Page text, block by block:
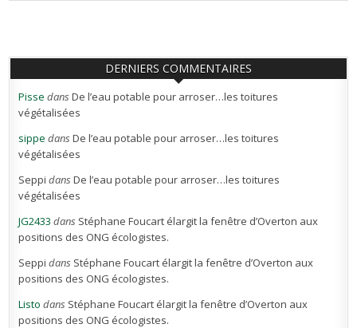
DERNIERS COMMENTAIRES
Pisse dansDe l’eau potable pour arroser…les toitures
végétalisées
sippe dansDe l’eau potable pour arroser…les toitures
végétalisées
Seppi dansDe l’eau potable pour arroser…les toitures
végétalisées
JG2433 dans Stéphane Foucart élargit la fenêtre d’Overton aux
positions des ONG écologistes.
Seppi dans Stéphane Foucart élargit la fenêtre d’Overton aux
positions des ONG écologistes.
Listo dans Stéphane Foucart élargit la fenêtre d’Overton aux
positions des ONG écologistes.